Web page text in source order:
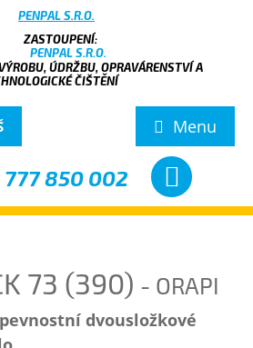
ÚDRŽBU, OPRAVÁRENSTVÍ A
ČIŠTĚNÍ
Menu
777 850 002
73 (390) - ORAPI
dvousložkové